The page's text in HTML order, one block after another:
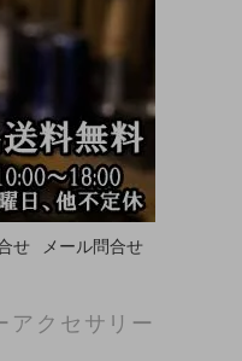
せ メール問合せ
アクセサリー